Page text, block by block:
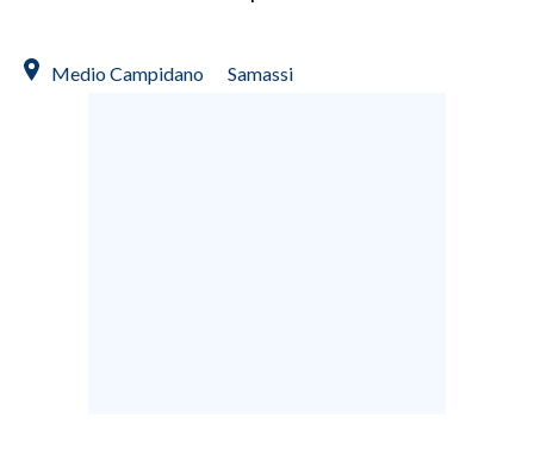
Medio Campidano Samassi